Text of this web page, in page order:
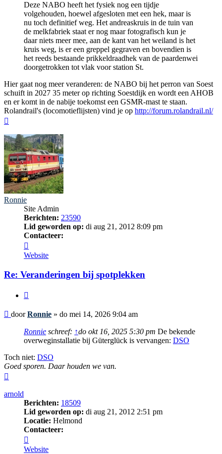
Deze NABO heeft het fysiek nog een tijdje
volgehouden, hoewel afgesloten met een hek, maar is
nu toch definitief weg. Het andreaskruis in de tuin van
de melkfabriek staat er nog maar fotografisch kun je
daar niets meer mee, aan de kant van het weiland is het
kruis weg, is er een greppel gegraven en bovendien is
het reeds bestaande prikkeldraadhek van de paardenwei
doorgetrokken tot vlak voor station St.
Hier gaat nog meer veranderen: de NABO bij het perron van Soest
schuift in 2027 35 meter op richting Soestdijk en wordt een AHOB
en er komt in de nabije toekomst een GSMR-mast te staan.
Rolandrail's (locomotieflijsten) vind je op http://forum.rolandrail.nl/
Ronnie
Site Admin
Berichten: 23590
Lid geworden op: di aug 21, 2012 8:09 pm
Contacteer:
Ronnie
Website
Re: Veranderingen bij spotplekken
Bericht
doorRonnie » do mei 14, 2026 9:04 am
Ronnie schreef: ↑do okt 16, 2025 5:30 pm De bekende
overweginstallatie bij Güterglück is vervangen: DSO
Toch niet: DSO
Goed sporen. Daar houden we van.
arnold
Berichten: 18509
Lid geworden op: di aug 21, 2012 2:51 pm
Locatie: Helmond
Contacteer:
arnold
Website